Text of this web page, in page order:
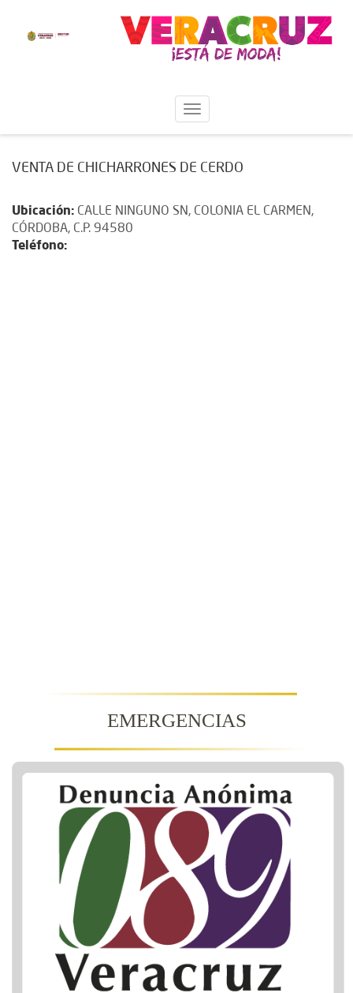
VENTA DE CHICHARRONES DE CERDO
Ubicación: CALLE NINGUNO SN, COLONIA EL CARMEN,
CÓRDOBA, C.P. 94580
Teléfono:
EMERGENCIAS